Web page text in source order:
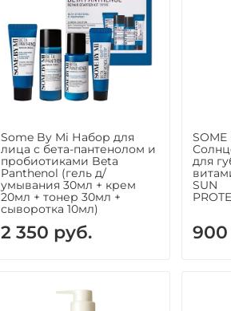
Some By Mi Набор для
лица с бета-пантенолом и
пробиотиками Beta
Panthenol (гель д/
умывания 30мл + крем
20мл + тонер 30мл +
сыворотка 10мл)
2 350 руб.
SOME
для
SUN
900